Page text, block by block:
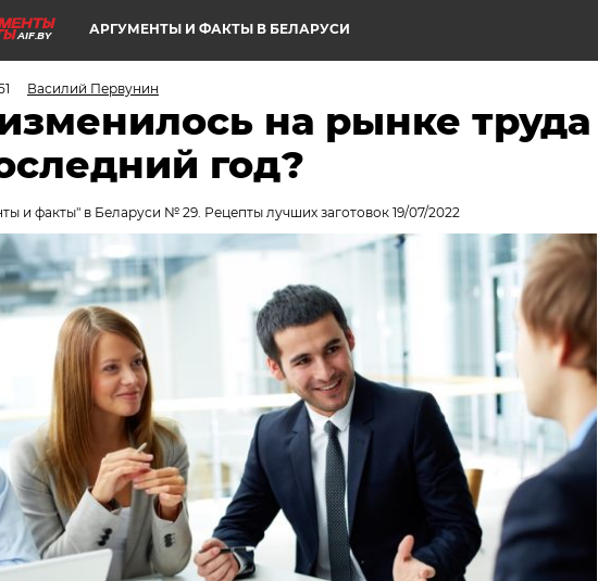
AIF.BY АРГУМЕНТЫ И ФАКТЫ В БЕЛАРУСИ
Василий Первунин
на рынке труда
год?
и факты" в Беларуси № 29. Рецепты лучших заготовок 19/07/2022